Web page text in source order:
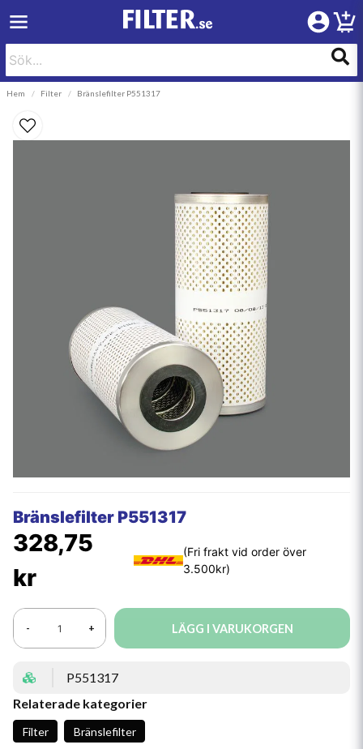
Hem Filter Bränslefilter P551317
Bränslefilter P551317
328,75
kr
- + LÄGG I VARUKORGEN
P551317
Relaterade kategorier
Filter Bränslefilter